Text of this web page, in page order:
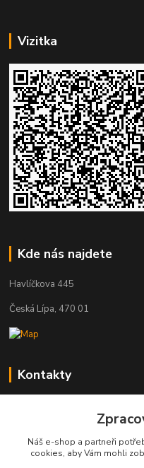
Vizitka
Kde nás najdete
Havlíčkova 445
Česká Lípa, 470 01
Kontakty
+420 603
pelant@cgastro.cz
Náš e-shop a partneři
cookies, aby Vám mohli